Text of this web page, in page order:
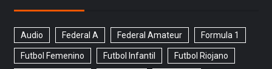
Audio Federal A Federal Amateur Formula 1
Futbol Femenino Futbol Infantil Futbol Riojano